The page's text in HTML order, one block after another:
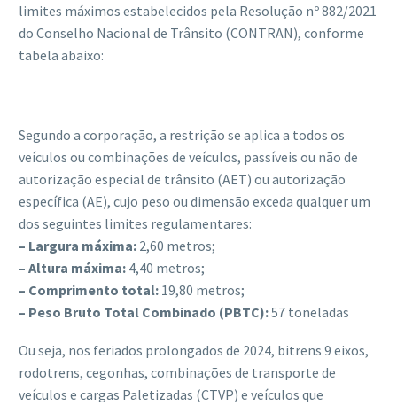
limites máximos estabelecidos pela Resolução nº 882/2021
do Conselho Nacional de Trânsito (CONTRAN), conforme
tabela abaixo:
Segundo a corporação, a restrição se aplica a todos os
veículos ou combinações de veículos, passíveis ou não de
autorização especial de trânsito (AET) ou autorização
específica (AE), cujo peso ou dimensão exceda qualquer um
dos seguintes limites regulamentares:
– Largura máxima: 2,60 metros;
– Altura máxima: 4,40 metros;
– Comprimento total: 19,80 metros;
– Peso Bruto Total Combinado (PBTC):57 toneladas
Ou seja, nos feriados prolongados de 2024, bitrens 9 eixos,
rodotrens, cegonhas, combinações de transporte de
veículos e cargas Paletizadas (CTVP) e veículos que